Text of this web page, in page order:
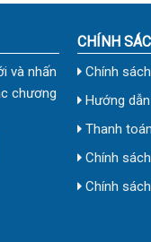
và nhấn
chương
CHÍNH
Chính
Hướng
Thanh
Chính
Chính